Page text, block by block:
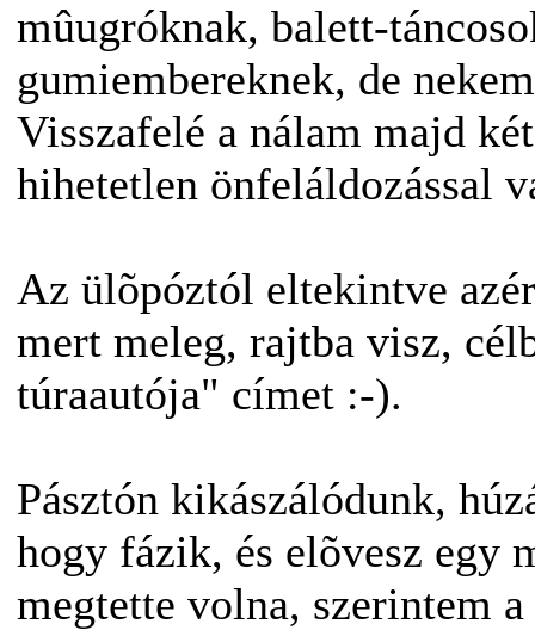
mûugróknak, balett-
gumiembereknek, de
Visszafelé a nálam majd
hihetetlen önfeláldozással
Az ülõpóztól eltekintve
mert meleg, rajtba visz,
túraautója" címet :-).
Pásztón kikászálódunk,
hogy fázik, és elõvesz egy
megtette volna, szerintem